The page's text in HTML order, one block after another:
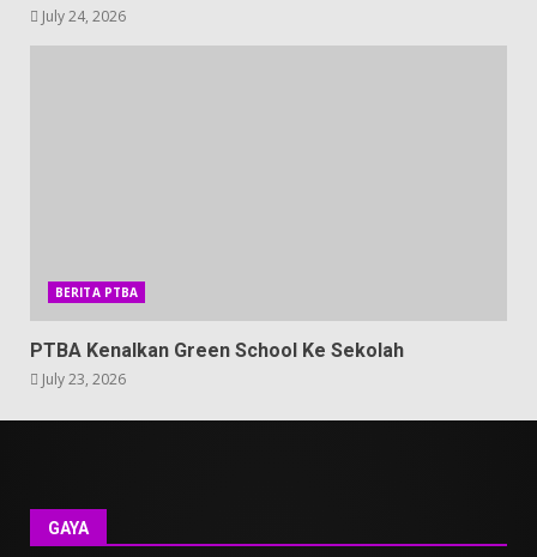
July 24, 2026
BERITA PTBA
PTBA Kenalkan Green School Ke Sekolah
July 23, 2026
GAYA